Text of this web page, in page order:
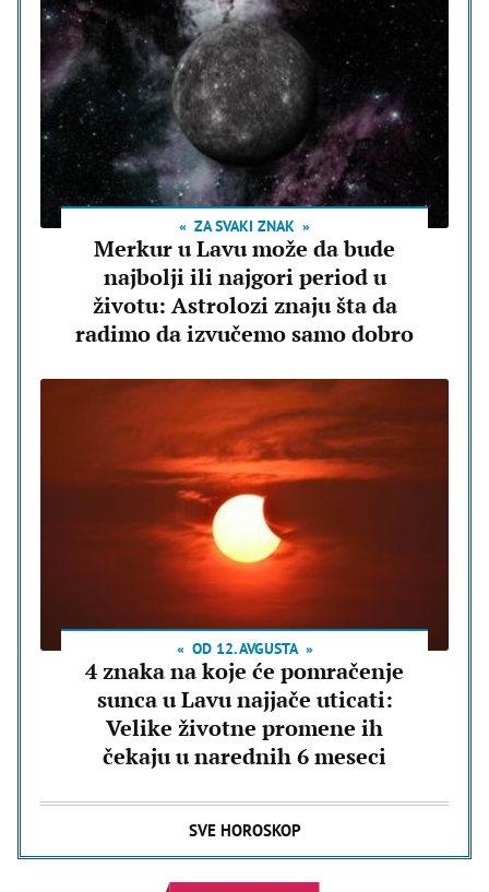
ZA SVAKI ZNAK
Merkur u Lavu može da bude
najbolji ili najgori period u
životu: Astrolozi znaju šta da
radimo da izvučemo samo dobro
OD 12. AVGUSTA
4 znaka na koje će pomračenje
sunca u Lavu najjače uticati:
Velike životne promene ih
čekaju u narednih 6 meseci
SVE HOROSKOP